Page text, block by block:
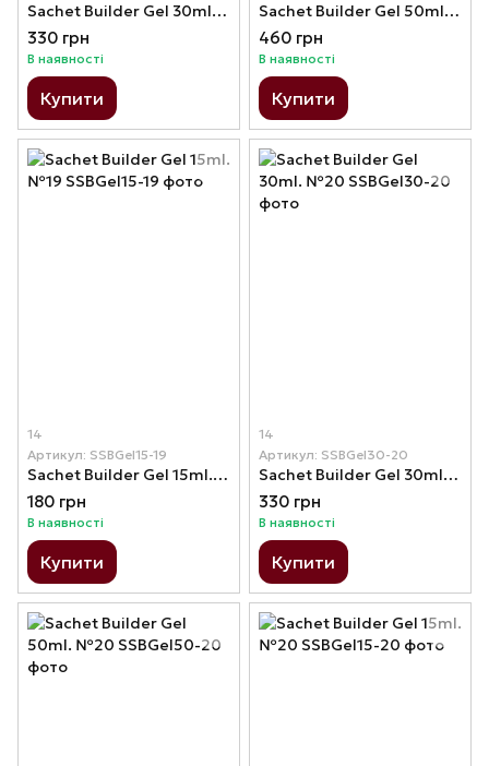
Sachet Builder Gel 30ml. №19
330 грн
В наявності
Купити
Sachet Builder Gel 50ml. №19
460 грн
В наявності
Купити
14
Артикул: SSBGel15-19
Sachet Builder Gel 15ml. №19
180 грн
В наявності
Купити
14
Артикул: SSBGel30-20
Sachet Builder Gel 30ml. №20
330 грн
В наявності
Купити